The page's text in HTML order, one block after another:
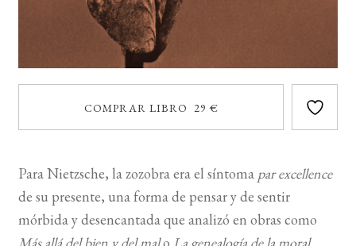
COMPRAR LIBRO 29 €
Para Nietzsche, la zozobra era el síntoma par excellence
de su presente, una forma de pensar y de sentir
mórbida y desencantada que analizó en obras como